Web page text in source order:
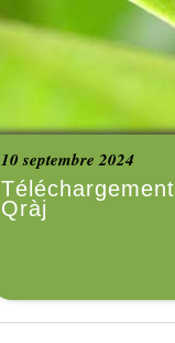
10 septembre 2024
Téléchargement
Qràj